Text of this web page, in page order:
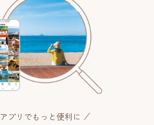
アプリでもっと便利に